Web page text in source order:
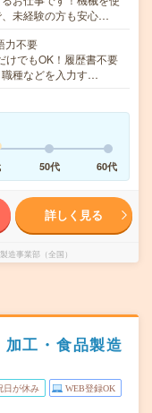
、未経験の方も安心…
力不要
でもOK！履歴書不要
種などを入力す…
50代 60代
詳しく見る
事業部（全国）
加工・食品製造
日が休み WEB登録OK